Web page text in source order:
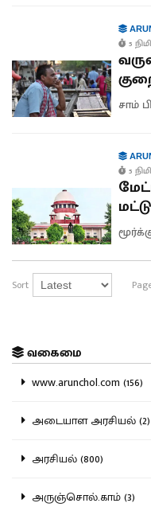
5
சாம்
5
Sort
வகைமை
www.arunchol.com (156)
அடையாள அரசியல் (2)
அரசியல் (800)
அருஞ்சொல்.காம் (3)